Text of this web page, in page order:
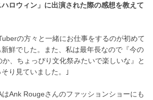
ハロウィン」に出演された際の感想を教えて
の方々と一緒にお仕事をするのが初めて
鮮でした。また、私は最年長なので『今の
、ちょっぴり文化祭みたいで楽しいな』と
り見ていました。｣
はAnk Rougeさんのファッションショーにも